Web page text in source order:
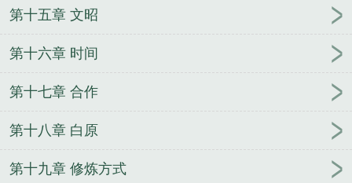
第十五章 文昭
第十六章 时间
第十七章 合作
第十八章 白原
第十九章 修炼方式